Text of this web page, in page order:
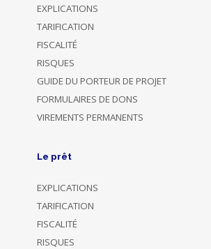
EXPLICATIONS
TARIFICATION
FISCALITÉ
RISQUES
GUIDE DU PORTEUR DE PROJET
FORMULAIRES DE DONS
VIREMENTS PERMANENTS
Le prêt
EXPLICATIONS
TARIFICATION
FISCALITÉ
RISQUES